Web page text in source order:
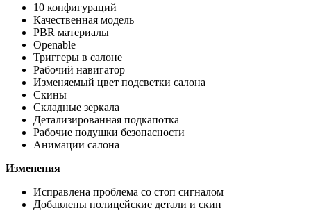
10 конфигураций
Качественная модель
PBR материалы
Openable
Триггеры в салоне
Рабочий навигатор
Изменяемый цвет подсветки салона
Скины
Складные зеркала
Детализированная подкапотка
Рабочие подушки безопасности
Анимации салона
Изменения
Исправлена проблема со стоп сигналом
Добавлены полицейские детали и скин